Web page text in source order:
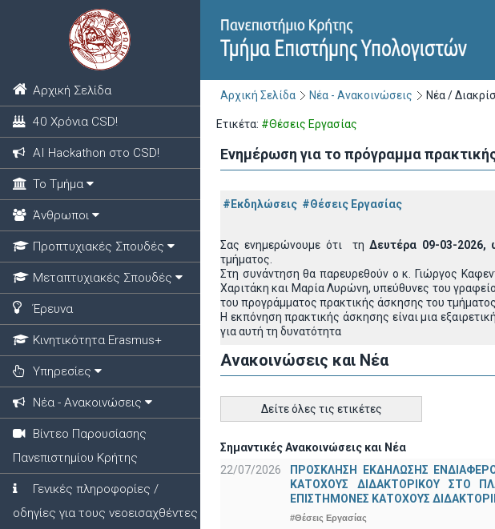
Αρχική Σελίδα
40 Χρόνια CSD!
ΑΙ Hackathon στο CSD!
Το Τμήμα
Άνθρωποι
Προπτυχιακές Σπουδές
Μεταπτυχιακές Σπουδές
Έρευνα
Κινητικότητα Erasmus+
Υπηρεσίες
Νέα - Ανακοινώσεις
Βίντεο Παρουσίασης
Πανεπιστημίου Κρήτης
Γενικές πληροφορίες /
οδηγίες για τους νεοεισαχθέντες
Αρχική Σελίδα Νέα - Ανακοινώσεις Νέα /
Ετικέτα: #Θέσεις Εργασίας
Ενημέρωση για το πρόγραμμα
#Εκδηλώσεις #Θέσεις Εργασίας
Σας ενημερώνουμε ότι τη Δευτέρα 09-03-2026,
τμήματος.
Στη συνάντηση θα παρευρεθούν ο κ. Γιώργος
Χαριτάκη και Μαρία Λυρώνη, υπεύθυνες του
του προγράμματος πρακτικής άσκησης του
Η εκπόνηση πρακτικής άσκησης είναι μια
για αυτή τη δυνατότητα
Ανακοινώσεις και Νέα
Δείτε όλες τις ετικέτες
Σημαντικές Ανακοινώσεις και Νέα
22/07/2026
ΠΡΟΣΚΛΗΣΗ ΕΚΔΗΛΩΣΗΣ
ΚΑΤΟΧΟΥΣ ΔΙΔΑΚΤΟΡΙΚΟΥ ΣΤΟ
ΕΠΙΣΤΗΜΟΝΕΣ ΚΑΤΟΧΟΥΣ
#Θέσεις Εργασίας